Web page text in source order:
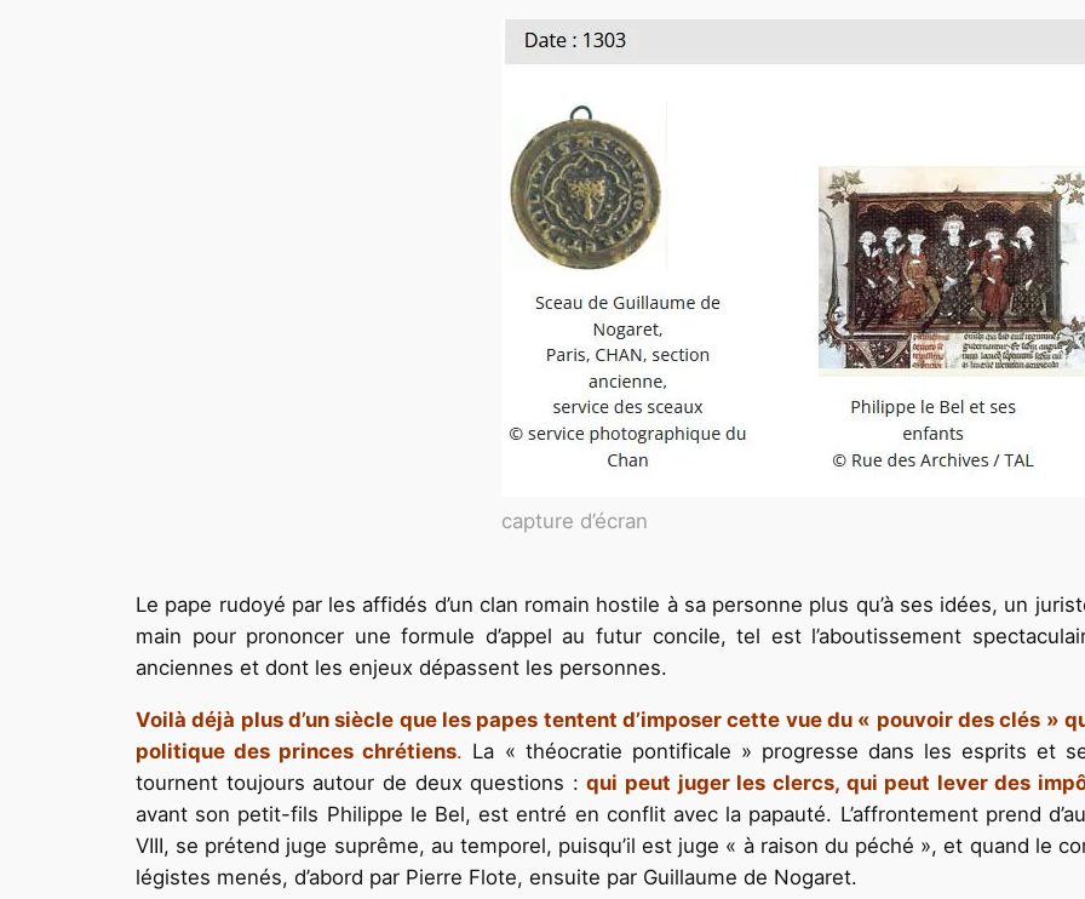
capture d’écran
Le pape rudoyé par les affidés d’un clan romain hostile à sa personne plus qu’à ses idées, un
main pour prononcer une formule d’appel au futur concile, tel est l’aboutissement
anciennes et dont les enjeux dépassent les personnes.
Voilà déjà plus d’un siècle que les papes tentent d’imposer cette vue du « pouvoir des clés »
politique des princes chrétiens. La « théocratie pontificale » progresse dans les esprits et
tournent toujours autour de deux questions :qui peut juger les clercs, qui peut lever des
avant son petit-fils Philippe le Bel, est entré en conflit avec la papauté. L’affrontement prend
VIII, se prétend juge suprême, au temporel, puisqu’il est juge « à raison du péché », et quand le
légistes menés, d’abord par Pierre Flote, ensuite par Guillaume de Nogaret.